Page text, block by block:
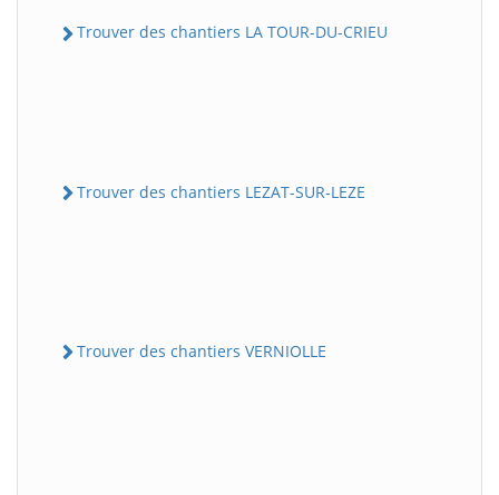
Trouver des chantiers LA TOUR-DU-CRIEU
Trouver des chantiers LEZAT-SUR-LEZE
Trouver des chantiers VERNIOLLE